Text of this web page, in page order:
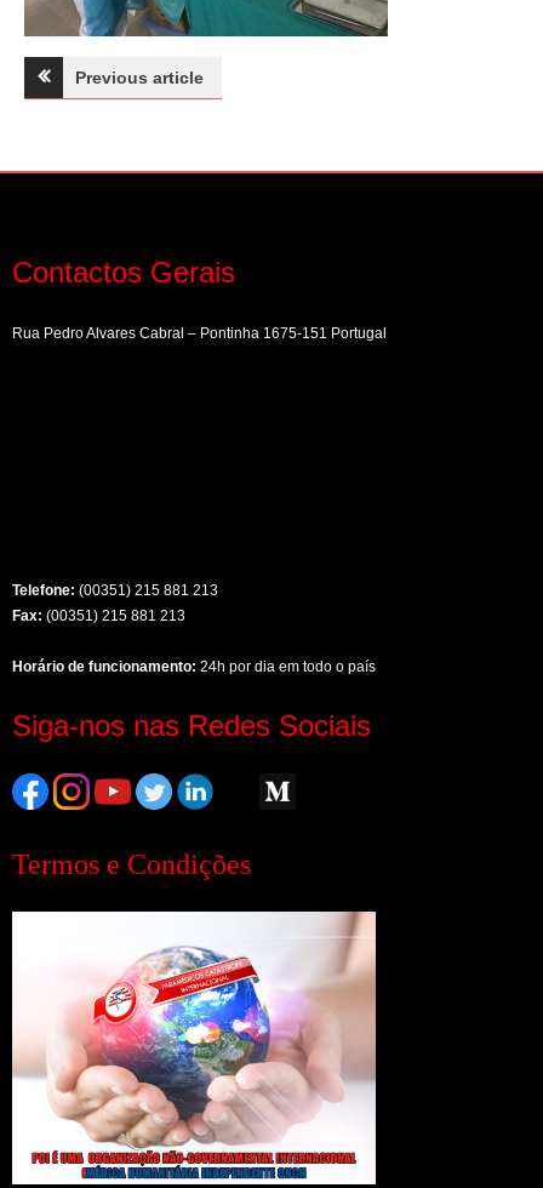
Navegação
artigos
Previous article
Contactos Gerais
Rua Pedro Alvares Cabral – Pontinha 1675-151 Portugal
Telefone: (00351) 215 881 213
Fax: (00351) 215 881 213
Horário de funcionamento: 24h por dia em todo o país
Siga-nos nas Redes Sociais
Termos e Condições